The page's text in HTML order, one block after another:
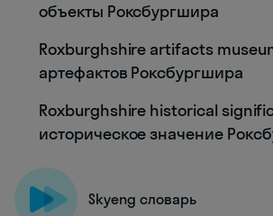
объекты Роксбургшира
Roxburghshire artifacts
артефактов Роксбургшира
Roxburghshire historical
историческое значение
Skyeng словарь